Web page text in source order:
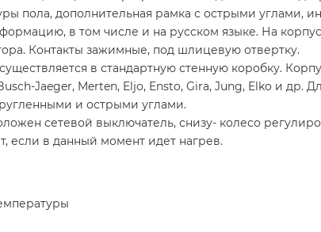
пола, дополнительная рамка с острыми углами,
в том числе и на русском языке. На
Контакты зажимные, под шлицевую отвертку.
в стандартную стенную коробку.
Jaeger, Merten, Eljo, Ensto, Gira, Jung, Elko и
и острыми углами.
сетевой выключатель, снизу- колесо
если в данный момент идет нагрев.